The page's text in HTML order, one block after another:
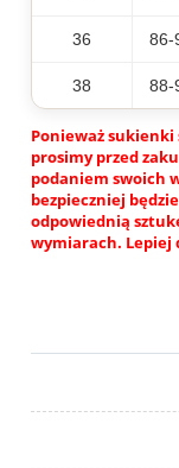
36 86-
38 88-
Ponieważ sukienki
prosimy przed
podaniem swoich
bezpieczniej
odpowiednią
wymiarach. Lepiej